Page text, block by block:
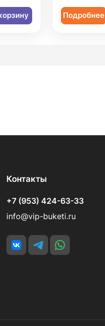
Подробнее
Контакты
+7 (953) 424-63-33
info@vip-buketi.ru